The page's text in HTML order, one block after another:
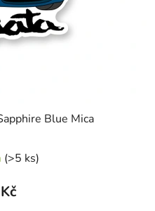
Blue Mica
(>5 ks)